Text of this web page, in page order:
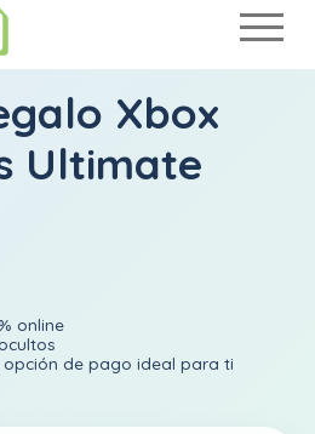
Xbox
Ultimate
online
de pago ideal para ti